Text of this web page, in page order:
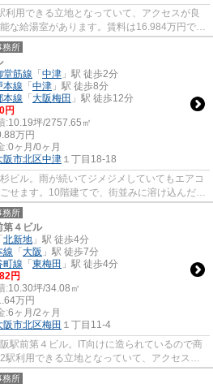
利用できる立地となっていて、アクセスが良
な給湯室があります。賃料は16.984万円で
内の温度調整が簡...
務所
堂筋線 「 中津 」駅 徒歩2分
本線 「 中津 」駅 徒歩8分
本線 「 大阪梅田 」駅 徒歩12分
円
:10.19坪/2757.65㎡
万円
:0ヶ月/0ヶ月
阪市北区中津 １丁目18-18
ビル。雨が続いてジメジメしていてもエアコ
せます。10階建てで、街並みに溶け込んだ落
れているので...
務所
第４ビル
北新地 」駅 徒歩4分
線 「 大阪 」駅 徒歩7分
町線 「 東梅田 」駅 徒歩4分
円
:10.30坪/34.08㎡
万円
:6ヶ月/2ヶ月
阪市北区梅田 １丁目11-4
駅前第４ビル。IT向けに造られているので商
駅利用できる立地となっていて、アクセスが
能な給湯室があ...
務所